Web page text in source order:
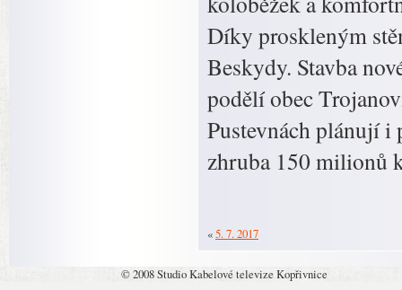
Díky proskleným
Beskydy. Stavba
podělí obec
Pustevnách plánují i
zhruba 150 milionů
«5. 7. 2017
© 2008 Studio Kabelové televize Kopřivnice